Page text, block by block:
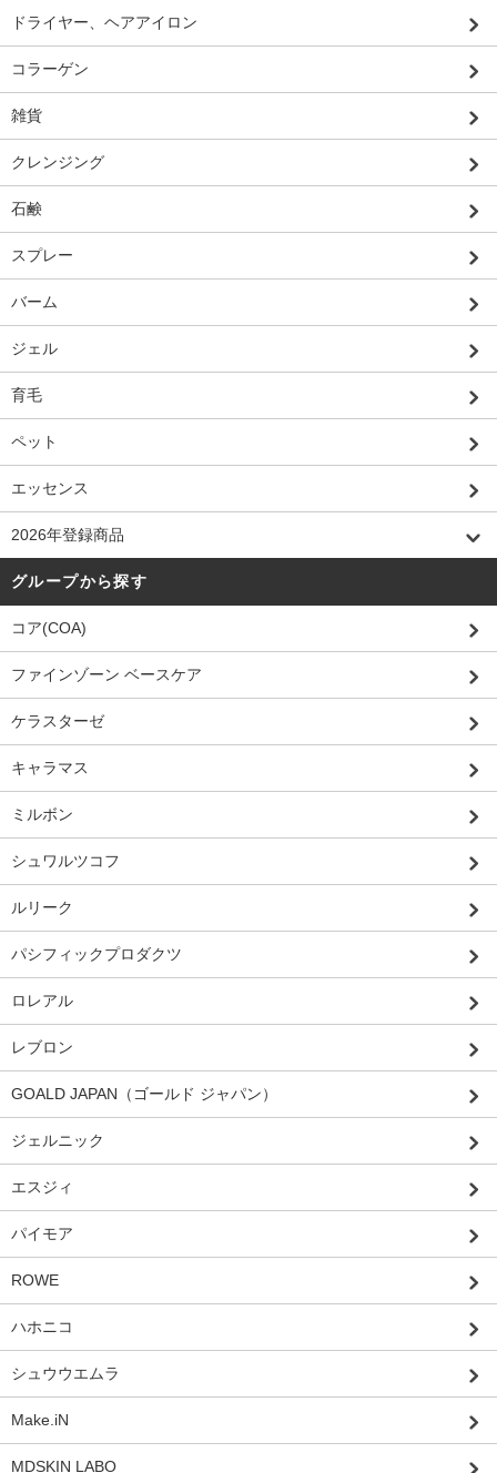
ドライヤー、ヘアアイロン
コラーゲン
雑貨
クレンジング
石鹸
スプレー
バーム
ジェル
育毛
ペット
エッセンス
2026年登録商品
グループから探す
コア(COA)
ファインゾーン ベースケア
ケラスターゼ
キャラマス
ミルボン
シュワルツコフ
ルリーク
パシフィックプロダクツ
ロレアル
レブロン
GOALD JAPAN（ゴールド ジャパン）
ジェルニック
エスジィ
パイモア
ROWE
ハホニコ
シュウウエムラ
Make.iN
MDSKIN LABO